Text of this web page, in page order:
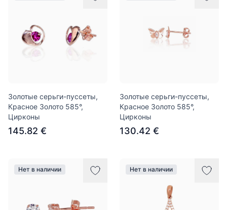
Золотые серьги-пуссеты,
Красное Золото 585°,
Цирконы
145.82 €
Золотые серьги-пуссеты,
Красное Золото 585°,
Цирконы
130.42 €
Нет в наличии Нет в наличии